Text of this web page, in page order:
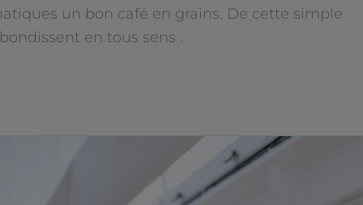
un bon café en grains. De cette simple
en tous sens :